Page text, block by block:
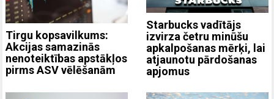
Tirgu kopsavilkums:
Akcijas samazinās
nenoteiktības apstākļos
pirms ASV vēlēšanām
Starbucks vadītājs
izvirza četru minūšu
apkalpošanas mērķi, lai
atjaunotu pārdošanas
apjomus